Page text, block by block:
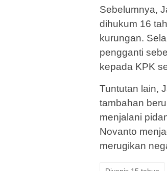
Sebelumnya,
dihukum 16
kurungan.
pengganti
kepada KPK
Tuntutan lain,
tambahan
menjalani
Novanto
merugikan